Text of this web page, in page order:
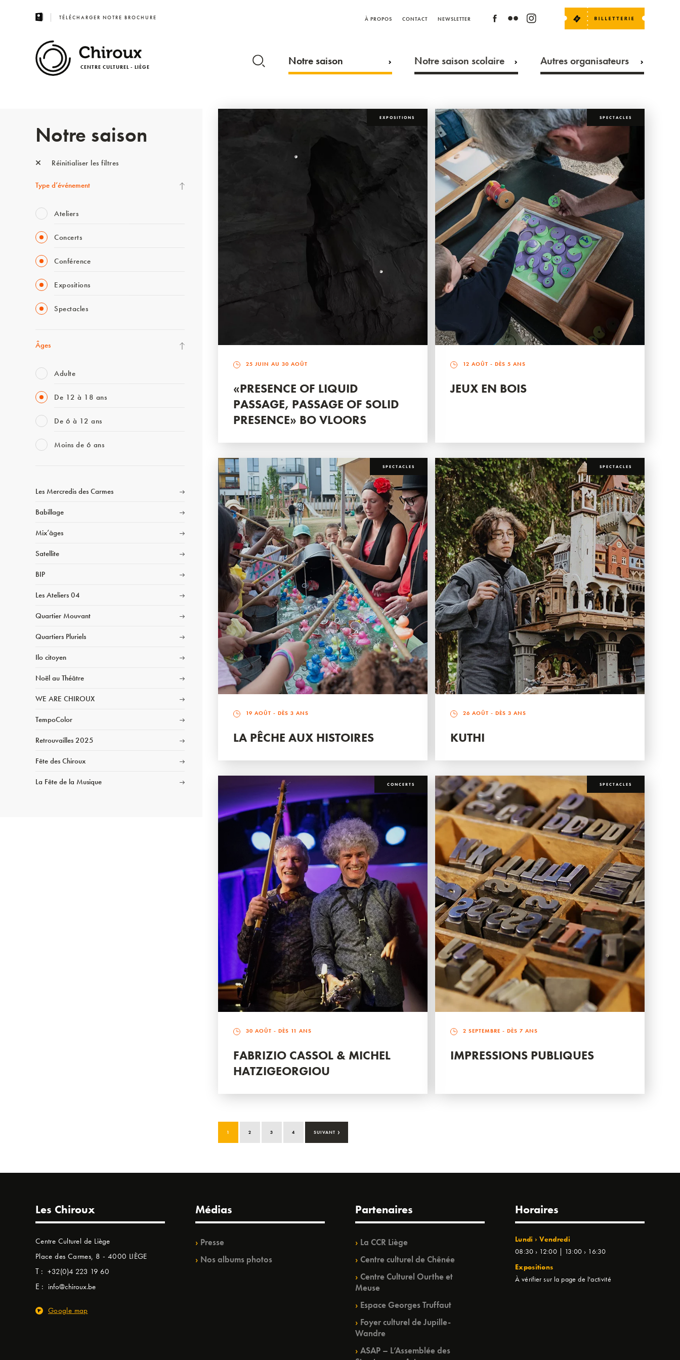
TÉLÉCHARGER NOTRE BROCHURE À PROPOS CONTACT NEWSLETTER
CENTRE CULTUREL - LIÈGE Notre saison Notre saison scolaire Autres organisateurs
Notre saison
Réinitialiser les filtres
Type d’événement
Ateliers
Concerts
Conférence
Expositions
Spectacles
Âges
Adulte
De 12 à 18 ans
De 6 à 12 ans
Moins de 6 ans
Les Mercredis des Carmes
Babillage
Mix’âges
Satellite
BIP
Les Ateliers 04
Quartier Mouvant
Quartiers Pluriels
Ilo citoyen
Noël au Théâtre
WE ARE CHIROUX
TempoColor
Retrouvailles 2025
Fête des Chiroux
La Fête de la Musique
EXPOSITIONS
25 JUIN AU 30 AOÛT
«PRESENCE OF LIQUID
PASSAGE, PASSAGE OF SOLID
PRESENCE» BO VLOORS
SPECTACLES
12 AOÛT - DÈS 5 ANS
JEUX EN BOIS
SPECTACLES
19 AOÛT - DÈS 3 ANS
LA PÊCHE AUX HISTOIRES
SPECTACLES
26 AOÛT - DÈS 3 ANS
KUTHI
CONCERTS
30 AOÛT - DÈS 11 ANS
FABRIZIO CASSOL & MICHEL
HATZIGEORGIOU
SPECTACLES
2 SEPTEMBRE - DÈS 7 ANS
IMPRESSIONS PUBLIQUES
1 2 3 4 SUIVANT ›
Les Chiroux
Centre Culturel de Liège
Place des Carmes, 8 - 4000 LIÈGE
T : +32(0)4 223 19 60
E : info@chiroux.be
Google map
Médias
Presse
Nos albums photos
Partenaires
La CCR Liège
Centre culturel de Chênée
Centre Culturel Ourthe et
Meuse
Espace Georges Truffaut
Foyer culturel de Jupille-
Wandre
ASAP – L’Assemblée des
Horaires
Lundi › Vendredi
08:30 › 12:00 | 13:00 › 16:30
Expositions
À vérifier sur la page de l'activité